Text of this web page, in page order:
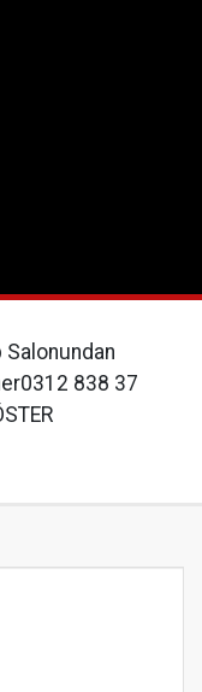
Salonundan
838 37